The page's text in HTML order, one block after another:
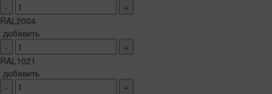
-
+
RAL2004
добавить
-
+
RAL1021
добавить
-
+